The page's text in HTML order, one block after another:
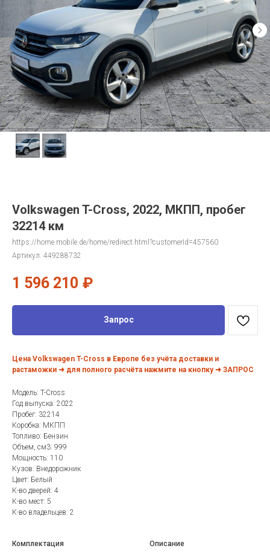
Volkswagen T-Cross, 2022, МКПП, пробег
32214 км
https://home.mobile.de/home/redirect.html?customerId=457560
Артикул: 449288732
1 596 210 ₽
Запрос
Цена Volkswagen T-Cross в Европе без учёта доставки и
растаможки ➜ для полного расчёта нажмите на кнопку ➜ ЗАПРОС
Модель: T-Cross
Год выпуска: 2022
Пробег: 32214
Коробка: МКПП
Топливо: Бензин
Объем, см3: 999
Мощность: 110
Кузов: Внедорожник
Цвет: Белый
К-во дверей: 4
К-во мест: 5
К-во владельцев: 2
Комплектация Описание